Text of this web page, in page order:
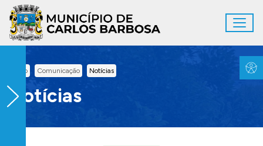
Ir para conteúdo principal
Inicio Comunicação Notícias
Notícias